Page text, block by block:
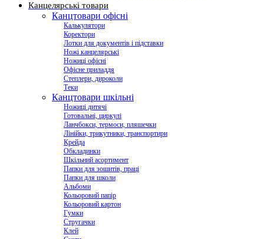
Канцелярські товари
Канцтовари офісні
Калькулятори
Коректори
Лотки для документів і підставки
Ножі канцелярські
Ножиці офісні
Офісне приладдя
Степлери, дироколи
Теки
Канцтовари шкільні
Ножиці дитячі
Готовальні, циркулі
Ланчбокси, термоси, пляшечки
Лінійки, трикутники, транспортири
Крейда
Обкладинки
Шкільний асортимент
Папки для зошитів, праці
Папки для школи
Альбоми
Кольоровий папір
Кольоровий картон
Гумки
Стругачки
Клей